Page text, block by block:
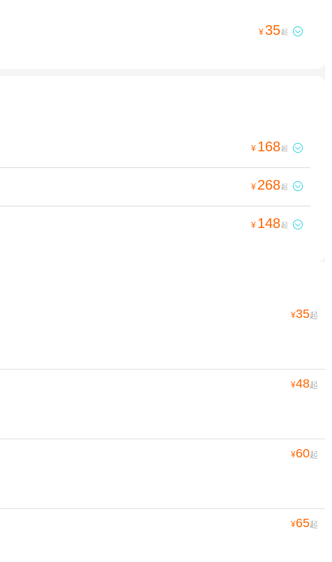
¥35起 
¥ 168起 
¥ 268起 
¥ 148起 
¥35起
¥48起
¥60起
¥65起